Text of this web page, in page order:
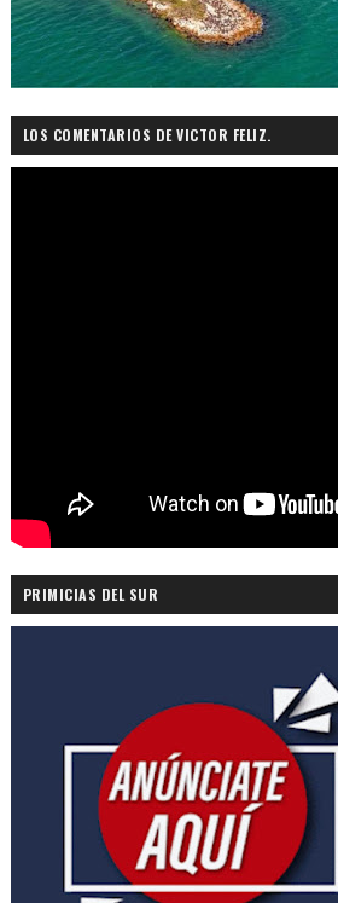
LOS COMENTARIOS DE VICTOR FELIZ.
PRIMICIAS DEL SUR